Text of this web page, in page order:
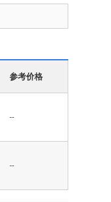
参考价格
--
--